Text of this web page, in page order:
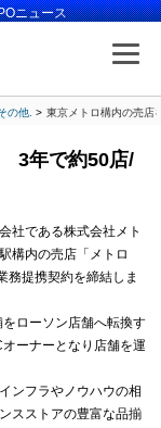
ニュース
の他. 東京メトロ構内の売
3年で約50店/
社である株式会社メト
構内の売店「メトロ
務提携契約を締結しま
ローソン店舗へ転換す
ーナーとなり店舗を運
ンフラやノウハウの相
スストアの豊富な品揃